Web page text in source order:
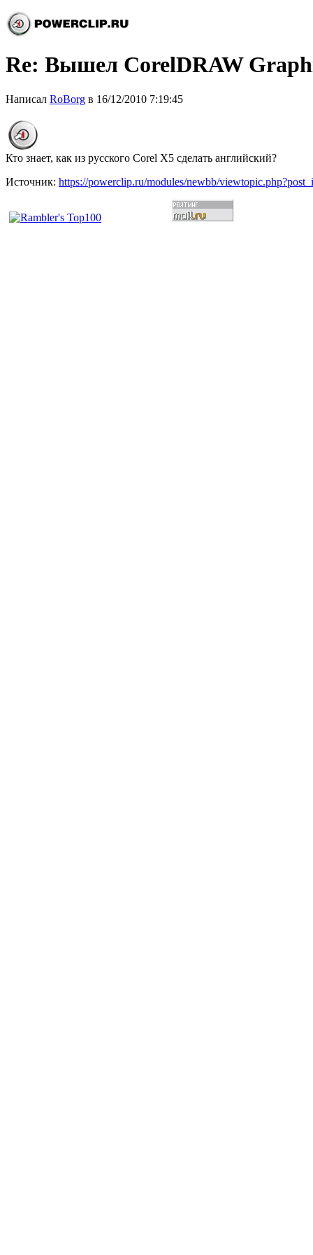
Re: Вышел CorelDRAW
Написал RoBorg в 16/12/2010 7:19:45
Кто знает, как из русского Corel X5 сделать английский?
Источник: https://powerclip.ru/modules/newbb/